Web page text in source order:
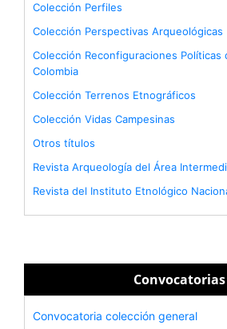
Colección Perfiles
Colección Perspectivas Arqueológicas
Colección Reconfiguraciones Políticas
Colombia
Colección Terrenos Etnográficos
Colección Vidas Campesinas
Otros títulos
Revista Arqueología del Área
Revista del Instituto Etnológico
Convocatorias
Convocatoria colección general